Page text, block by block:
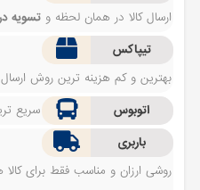
ارسال کالا در همان لحظه وتسویه
تیپاکس
بهترین و کم هزینه ترین روش
اتوبوس
سریع
باربری
روشی ارزان و مناسب فقط برای کالا